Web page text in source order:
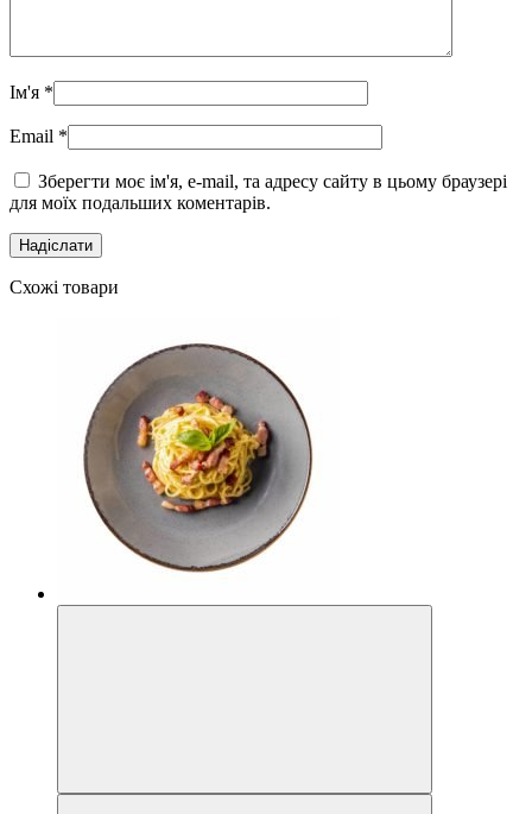
Ім'я *
Email *
Зберегти моє ім'я, e-mail, та адресу сайту в цьому браузері
для моїх подальших коментарів.
Схожі товари